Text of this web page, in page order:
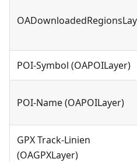
POI-Symbol (OAPOILayer)
POI-Name (OAPOILayer)
GPX Track-Linien
(OAGPXLayer)